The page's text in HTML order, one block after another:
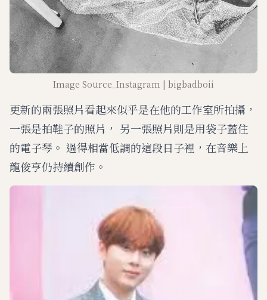
Image Source_Instagram | bigbadboii
更新的兩張照片看起來似乎是在他的工作室所拍攝，
一張是拍鞋子的照片， 另一張照片則是用袋子蓋住
的電子琴。 過得相當低調的這段日子裡，在音樂上
龍俊亨仍持續創作。